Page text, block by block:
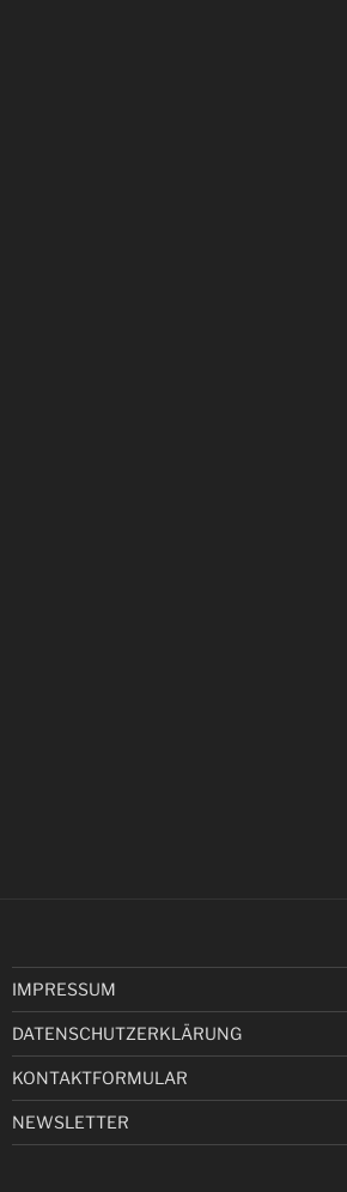
IMPRESSUM
DATENSCHUTZERKLÄRUNG
KONTAKTFORMULAR
NEWSLETTER